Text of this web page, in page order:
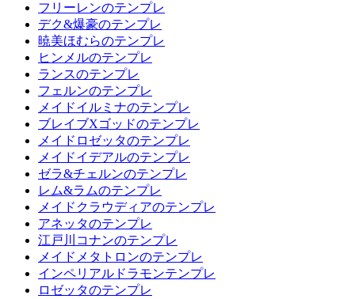
フリーレンのテンプレ
デク&爆豪のテンプレ
暁美ほむらのテンプレ
ヒンメルのテンプレ
ランスのテンプレ
フェルンのテンプレ
メイドイルミナのテンプレ
ブレイブXゴッドのテンプレ
メイドロゼッタのテンプレ
メイドイデアルのテンプレ
ゼラ&チェルンのテンプレ
レム&ラムのテンプレ
メイドクラウディアのテンプレ
アネッタのテンプレ
江戸川コナンのテンプレ
メイドメタトロンのテンプレ
インペリアルドラモンテンプレ
ロゼッタのテンプレ